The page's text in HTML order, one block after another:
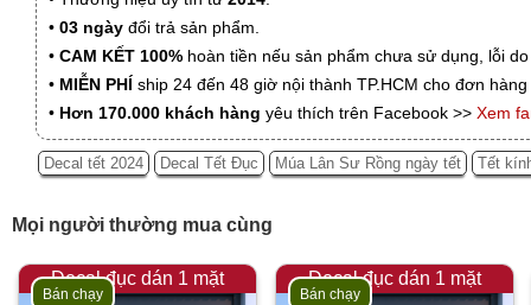
• 03 ngày đổi trả sản phẩm.
• CAM KẾT 100% hoàn tiền nếu sản phẩm chưa sử dụng, lỗi
• MIỄN PHÍ ship 24 đến 48 giờ nội thành TP.HCM cho đơn
• Hơn 170.000 khách hàng yêu thích trên Facebook >> Xem
Decal tết 2024 Decal Tết Đục Múa Lân Sư Rồng ngày tết Tết
Mọi người thường mua cùng
Decal đục dán 1 mặt
Bán chạy
Decal đục dán 1 mặt
Bán chạy